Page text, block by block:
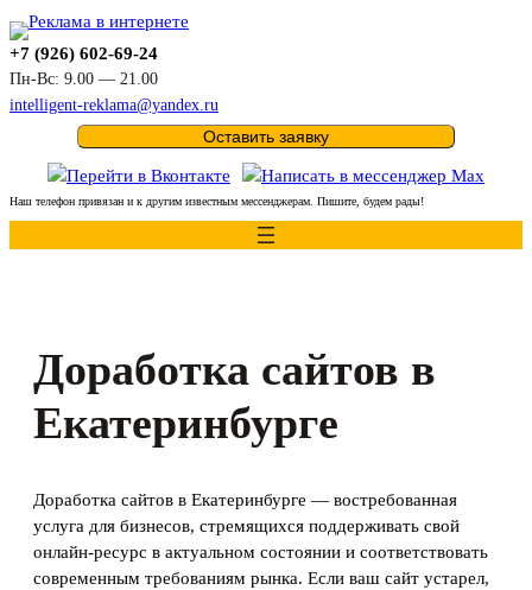
Перейти
к
содержимому
+7 (926) 602-69-24
Пн-Вс: 9.00 — 21.00
intelligent-reklama@yandex.ru
Оставить заявку
Наш телефон привязан и к другим известным мессенджерам. Пишите, будем рады!
Доработка сайтов в
Екатеринбурге
Доработка сайтов в Екатеринбурге — востребованная
услуга для бизнесов, стремящихся поддерживать свой
онлайн-ресурс в актуальном состоянии и соответствовать
современным требованиям рынка. Если ваш сайт устарел,